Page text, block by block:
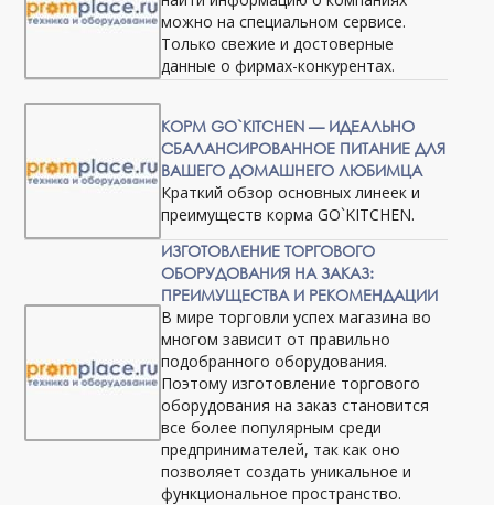
можно на специальном сервисе.
Только свежие и достоверные
данные о фирмах-конкурентах.
КОРМ GO`KITCHEN — ИДЕАЛЬНО
СБАЛАНСИРОВАННОЕ ПИТАНИЕ ДЛЯ
ВАШЕГО ДОМАШНЕГО ЛЮБИМЦА
Краткий обзор основных линеек и
преимуществ корма GO`KITCHEN.
ИЗГОТОВЛЕНИЕ ТОРГОВОГО
ОБОРУДОВАНИЯ НА ЗАКАЗ:
ПРЕИМУЩЕСТВА И РЕКОМЕНДАЦИИ
В мире торговли успех магазина во
многом зависит от правильно
подобранного оборудования.
Поэтому изготовление торгового
оборудования на заказ становится
все более популярным среди
предпринимателей, так как оно
позволяет создать уникальное и
функциональное пространство.